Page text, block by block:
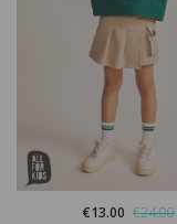
€13.00 €24.00